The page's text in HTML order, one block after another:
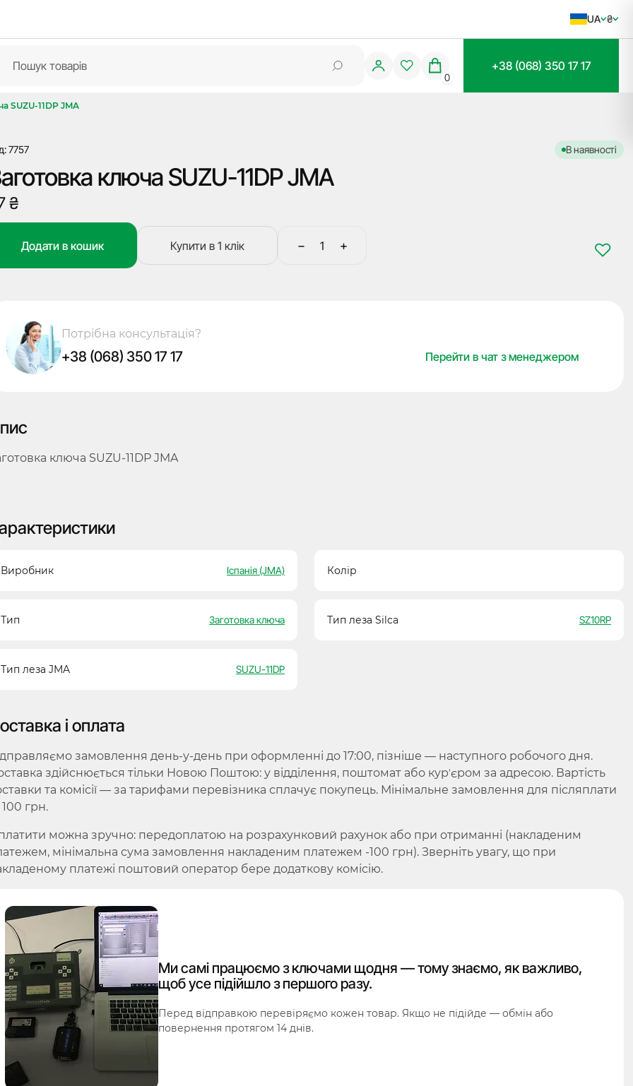
UA ₴
0
+38 (068) 350 17 17
SUZU-11DP JMA
7757 В наявності
ключа SUZU-11DP JMA
₴
−
Заготовка
+
Додати в кошик Купити в 1 клік
Потрібна консультація?
+38 (068) 350 17 17 Перейти в чат з менеджером
ключа SUZU-11DP JMA
Виробник Іспанія (JMA) Колір
Тип Заготовка ключа Тип леза Silca SZ10RP
Тип леза JMA SUZU-11DP
і оплата
замовлення день-у-день при оформленні до 17:00, пізніше — наступного робочого дня.
здійснюється тільки Новою Поштою: у відділення, поштомат або курʼєром за адресою. Вартість
та комісії — за тарифами перевізника сплачує покупець. Мінімальне замовлення для післяплати
грн.
можна зручно: передоплатою на розрахунковий рахунок або при отриманні (накладеним
мінімальна сума замовлення накладеним платежем -100 грн). Зверніть увагу, що при
платежі поштовий оператор бере додаткову комісію.
Ми самі працюємо з ключами щодня — тому знаємо, як важливо,
щоб усе підійшло з першого разу.
Перед відправкою перевіряємо кожен товар. Якщо не підійде — обмін або
повернення протягом 14 днів.